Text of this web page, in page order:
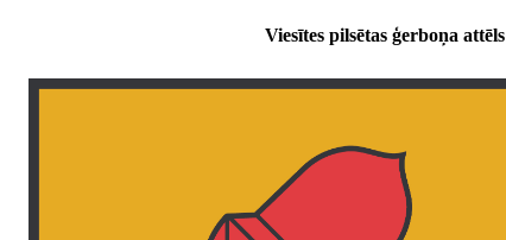
Viesītes pilsētas ģerboņa attēls